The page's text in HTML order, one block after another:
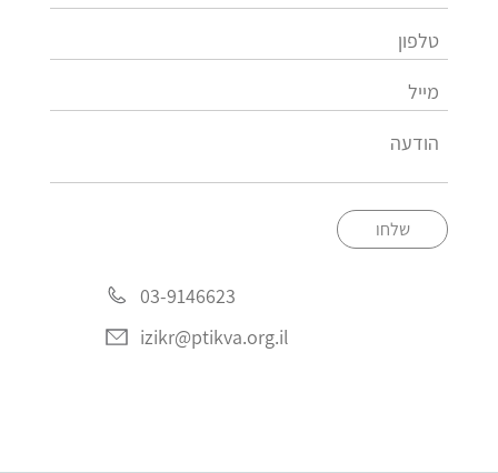
שלחו
03-9146623
izikr@ptikva.org.il